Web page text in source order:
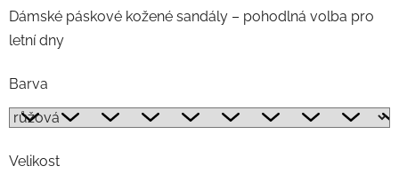
Dámské páskové kožené sandály – pohodlná volba pro
letní dny
Barva
Velikost